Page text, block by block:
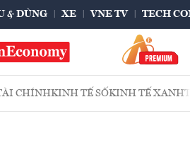
& DÙNG XE VNE TV TECH
CHÍNHKINH TẾ SỐKINH TẾ XANH